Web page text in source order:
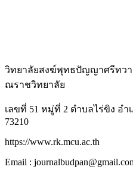
วิทยาลัยสงฆ์พุทธปัญญาศรีทว
ณราชวิทยาลัย
เลขที่ 51 หมู่ที่ 2 ตำบลไร่ขิง อ
73210
https://www.rk.mcu.ac.th
Email :